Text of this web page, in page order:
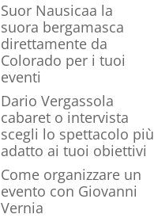
Suor Nausicaa la
suora bergamasca
direttamente da
Colorado per i tuoi
eventi
Dario Vergassola
cabaret o intervista
scegli lo spettacolo più
adatto ai tuoi obiettivi
Come organizzare un
evento con Giovanni
Vernia